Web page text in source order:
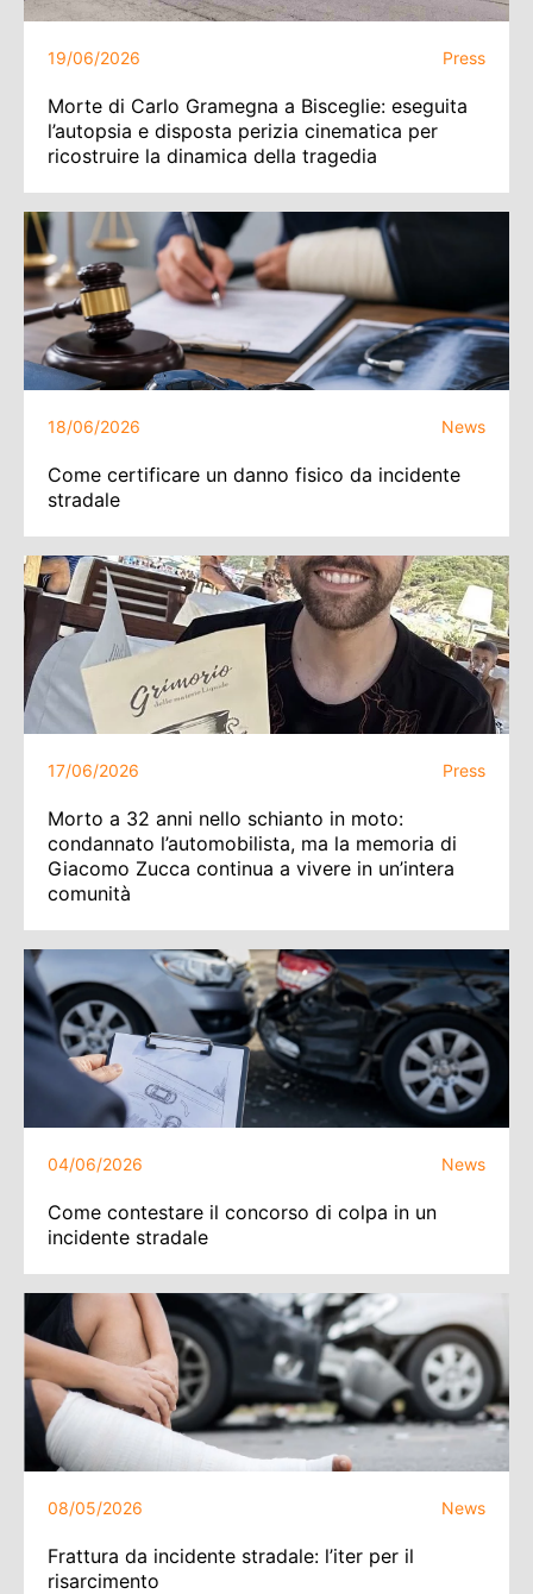
19/06/2026 Press
Morte di Carlo Gramegna a Bisceglie: eseguita
l’autopsia e disposta perizia cinematica per
ricostruire la dinamica della tragedia
18/06/2026 News
Come certificare un danno fisico da incidente
stradale
17/06/2026 Press
Morto a 32 anni nello schianto in moto:
condannato l’automobilista, ma la memoria di
Giacomo Zucca continua a vivere in un’intera
comunità
04/06/2026 News
Come contestare il concorso di colpa in un
incidente stradale
08/05/2026 News
Frattura da incidente stradale: l’iter per il
risarcimento